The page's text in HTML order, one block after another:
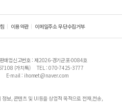
이용약관 이메일주소 무단수집거부
매업신고번호 : 제2026-경기군포-0084호
(가치톡)
TEL : 070-7425-3777
E-mail : ihomet@naver.com
보, 콘텐츠 및 UI등을 상업적 목적으로 전재,전송,